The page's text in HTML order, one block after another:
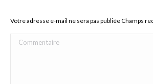
Votre adresse e-mail ne sera pas publiée Champs
Commentaire